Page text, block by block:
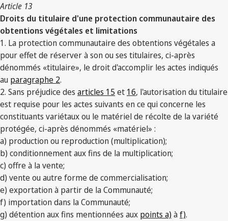
Article 13
Droits du titulaire d'une protection communautaire des
obtentions végétales et limitations
1. La protection communautaire des obtentions végétales a
pour effet de réserver à son ou ses titulaires, ci-après
dénommés «titulaire», le droit d'accomplir les actes indiqués
au paragraphe 2.
2. Sans préjudice des articles 15 et 16, l'autorisation du titulaire
est requise pour les actes suivants en ce qui concerne les
constituants variétaux ou le matériel de récolte de la variété
protégée, ci-après dénommés «matériel» :
a) production ou reproduction (multiplication);
b) conditionnement aux fins de la multiplication;
c) offre à la vente;
d) vente ou autre forme de commercialisation;
e) exportation à partir de la Communauté;
f) importation dans la Communauté;
g) détention aux fins mentionnées aux points a) àf).